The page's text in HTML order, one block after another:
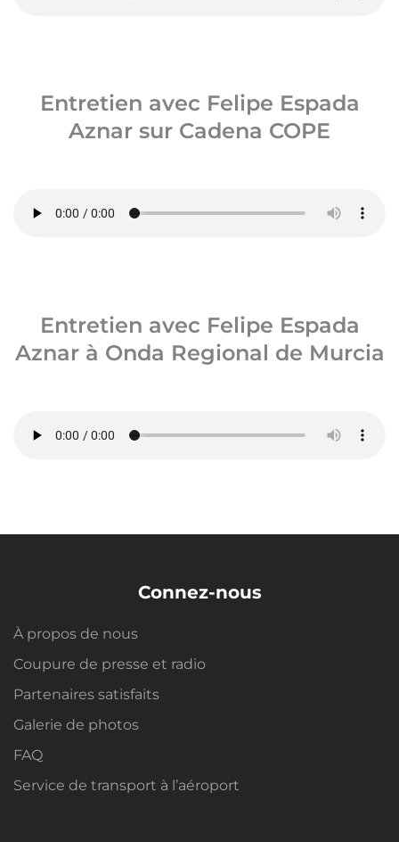
Entretien avec Felipe Espada
Aznar sur Cadena COPE
Entretien avec Felipe Espada
Aznar à Onda Regional de Murcia
Connez-nous
À propos de nous
Coupure de presse et radio
Partenaires satisfaits
Galerie de photos
FAQ
Service de transport à l’aéroport